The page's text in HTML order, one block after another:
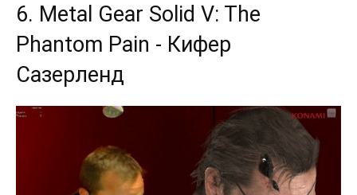
6. Metal Gear Solid V: The
Phantom Pain - Кифер
Сазерленд